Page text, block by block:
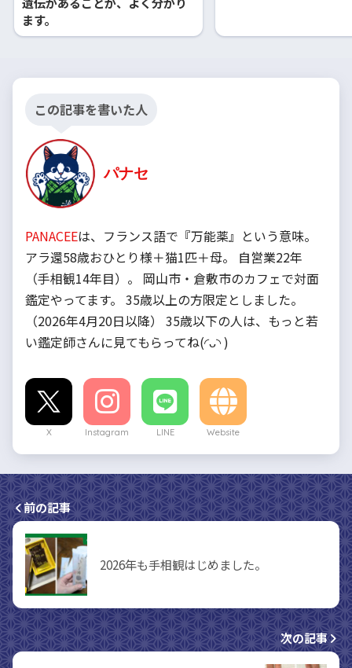
ます。
この記事を書いた人
パナセ
PANACEEは、フランス語で『万能薬』という意味。
アラ還58歳おひとり様＋猫1匹＋母。 自営業22年
（手相観14年目）。 岡山市・倉敷市のカフェで対面
鑑定やってます。 35歳以上の方限定としました。
（2026年4月20日以降） 35歳以下の人は、もっと若
い鑑定師さんに見てもらってね(◜ᴗ◝ )
X Instagram LINE Website
前の記事
2026年も手相観はじめました。
次の記事